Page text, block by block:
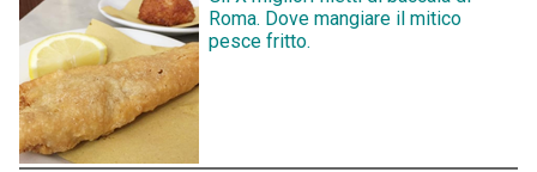
Roma. Dove mangiare il mitico
pesce fritto.